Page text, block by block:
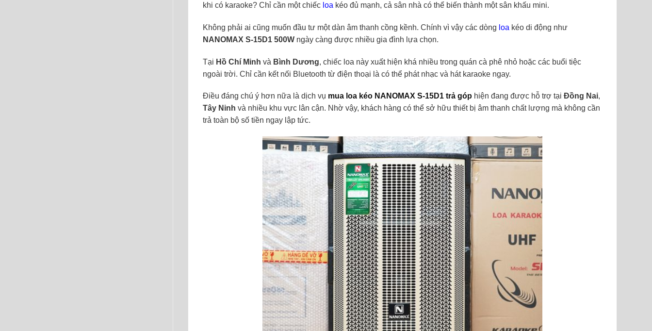
khi có karaoke? Chỉ cần một chiếc loa kéo đủ mạnh, cả sân nhà có thể biến thành một sân khấu mini.
Không phải ai cũng muốn đầu tư một dàn âm thanh cồng kềnh. Chính vì vậy các dòng loa kéo di động như
NANOMAX S-15D1 500W ngày càng được nhiều gia đình lựa chọn.
Tại Hồ Chí Minh và Bình Dương, chiếc loa này xuất hiện khá nhiều trong quán cà phê nhỏ hoặc các buổi tiệc
ngoài trời. Chỉ cần kết nối Bluetooth từ điện thoại là có thể phát nhạc và hát karaoke ngay.
Điều đáng chú ý hơn nữa là dịch vụ mua loa kéo NANOMAX S-15D1 trả góp hiện đang được hỗ trợ tại Đồng Nai,
Tây Ninh và nhiều khu vực lân cận. Nhờ vậy, khách hàng có thể sở hữu thiết bị âm thanh chất lượng mà không cần
trả toàn bộ số tiền ngay lập tức.